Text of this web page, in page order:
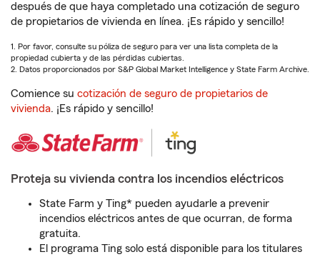
después de que haya completado una cotización de seguro
de propietarios de vivienda en línea. ¡Es rápido y sencillo!
1. Por favor, consulte su póliza de seguro para ver una lista completa de la
propiedad cubierta y de las pérdidas cubiertas.
2. Datos proporcionados por S&P Global Market Intelligence y State Farm Archive.
Comience su cotización de seguro de propietarios de
vivienda. ¡Es rápido y sencillo!
Proteja su vivienda contra los incendios eléctricos
State Farm y Ting* pueden ayudarle a prevenir
incendios eléctricos antes de que ocurran, de forma
gratuita.
El programa Ting solo está disponible para los titulares